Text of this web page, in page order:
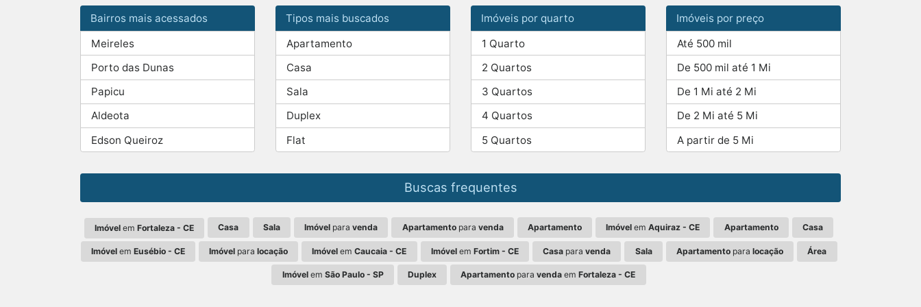
Bairros mais acessados
Meireles
Porto das Dunas
Papicu
Aldeota
Edson Queiroz
Tipos mais buscados
Apartamento
Casa
Sala
Duplex
Flat
Imóveis por quarto
1 Quarto
2 Quartos
3 Quartos
4 Quartos
5 Quartos
Imóveis por preço
Até 500 mil
De 500 mil até 1 Mi
De 1 Mi até 2 Mi
De 2 Mi até 5 Mi
A partir de 5 Mi
Buscas frequentes
Imóvel em Fortaleza - CE Casa Sala Imóvel paravenda Apartamentopara venda Apartamento Imóvel emAquiraz - CE Apartamento Casa
Imóvelem Eusébio - CE Imóvel paralocação Imóvel emCaucaia - CE Imóvelem Fortim - CE Casa paravenda Sala Apartamentopara locação Área
Imóvelem São Paulo - SP Duplex Apartamento paravenda emFortaleza - CE